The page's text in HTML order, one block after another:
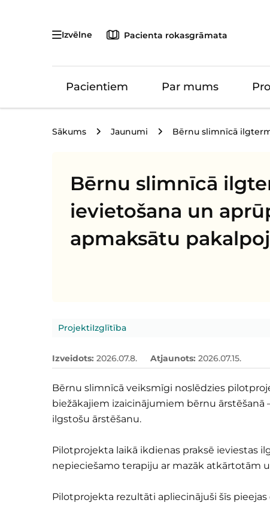
Izvēlne Pacienta rokasgrāmata
Pacientiem Par mums
Sākums Jaunumi Bērnu slimnīcā
Bērnu slimnīcā
ievietošana un
apmaksātu
ProjektiIzglītība
Izveidots: 2026.07.8. Atjaunots: 2026.07.15.
Bērnu slimnīcā veiksmīgi noslēdzies
biežākajiem izaicinājumiem bērnu
ilgstošu ārstēšanu.
Pilotprojekta laikā ikdienas praksē ieviestas
nepieciešamo terapiju ar mazāk atkārtotām
Pilotprojekta rezultāti apliecinājuši šīs